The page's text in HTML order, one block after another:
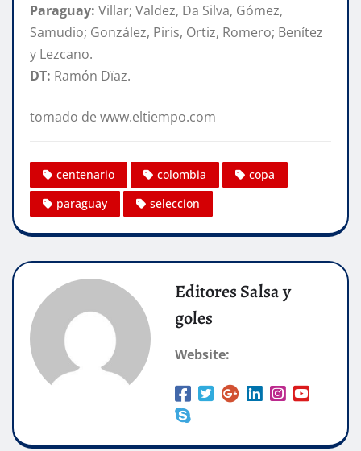
Paraguay: Villar; Valdez, Da Silva, Gómez,
Samudio; González, Piris, Ortiz, Romero; Benítez
y Lezcano.
DT: Ramón Dïaz.
tomado de www.eltiempo.com
centenario colombia
copa
paraguay
seleccion
Editores Salsa y
goles
Website: